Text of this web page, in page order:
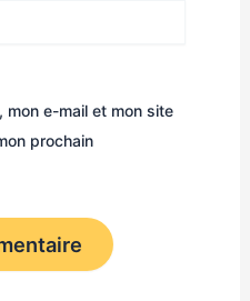
mon e-mail et mon site
prochain